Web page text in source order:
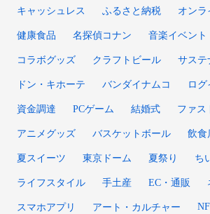
キャッシュレス ふるさと納税 オンラ
健康食品 名探偵コナン 音楽イベント
コラボグッズ クラフトビール サステ
ドン・キホーテ バンダイナムコ ログ
資金調達 PCゲーム 結婚式 ファス
アニメグッズ バスケットボール 飲食
夏スイーツ 東京ドーム 夏祭り ち
ライフスタイル 手土産 EC・通販
スマホアプリ アート・カルチャー